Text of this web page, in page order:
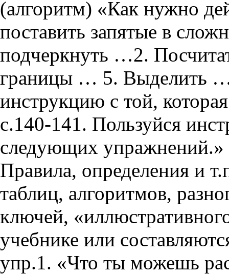
(алгоритм) «Как нужно
поставить запятые в
подчеркнуть …2.
границы … 5. Выделить
инструкцию с той,
с.140-141. Пользуйся
следующих упражнений.»
Правила, определения и
таблиц, алгоритмов,
ключей,
учебнике или
упр.1. «Что ты можешь